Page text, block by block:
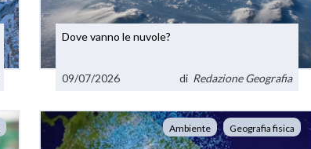
Dove vanno le nuvole?
09/07/2026 di Redazione Geografia
Ambiente Geografia fisica